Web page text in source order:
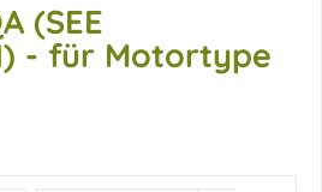
(SEE
- für Motortype